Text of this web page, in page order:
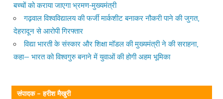
बच्चों को कराया जाएगा भ्रमण-मुख्यमंत्री
गढ़वाल विश्वविद्यालय की फर्जी मार्कशीट बनाकर नौकरी पाने की जुगत,
देहरादून से आरोपी गिरफ्तार
विद्या भारती के संस्कार और शिक्षा मॉडल की मुख्यमंत्री ने की सराहना,
कहा— भारत को विश्वगुरु बनाने में युवाओं की होगी अहम भूमिका
संपादक – हरीश मैखुरी